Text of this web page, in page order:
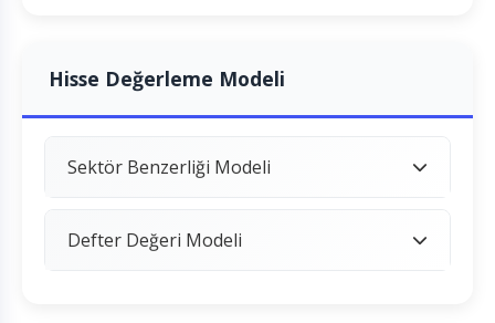
Hisse Değerleme Modeli
Sektör Benzerliği Modeli
Defter Değeri Modeli